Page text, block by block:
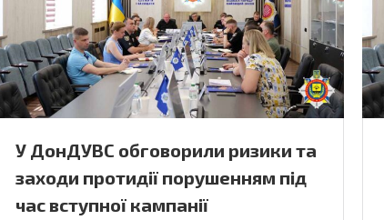
У ДонДУВС обговорили ризики та
заходи протидії порушенням під
час вступної кампанії